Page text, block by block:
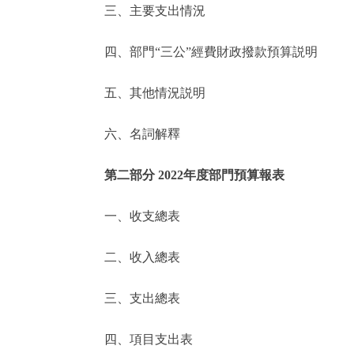
便民服務
仲介服務
政民互動
12345網上接訴即辦
參與調查
走進北京
北京概況
三、主要支出情況
四、部門“三公”經費財政撥款預算説明
五、其他情況説明
六、名詞解釋
第二部分 2022年度部門預算報表
一、收支總表
二、收入總表
三、支出總表
四、項目支出表